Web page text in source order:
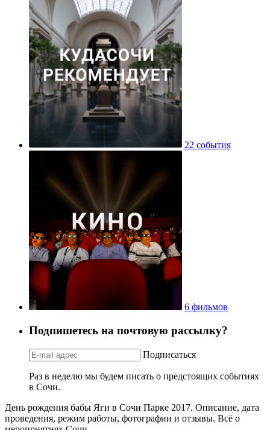
22 события
6 фильмов
Подпишетесь на почтовую рассылку?
Подписаться
Раз в неделю мы будем писать о предстоящих событиях
в Сочи.
День рождения бабы Яги в Сочи Парке 2017. Описание, дата
проведения, режим работы, фотографии и отзывы. Всё о